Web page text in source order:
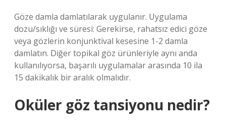
Göze damla damlatılarak uygulanır. Uygulama
dozu/sıklığı ve süresi: Gerekirse, rahatsız edici göze
veya gözlerin konjunktival kesesine 1-2 damla
damlatın. Diğer topikal göz ürünleriyle aynı anda
kullanılıyorsa, başarılı uygulamalar arasında 10 ila
15 dakikalık bir aralık olmalıdır.
Oküler göz tansiyonu nedir?